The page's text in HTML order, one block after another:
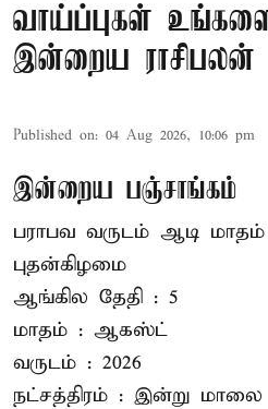
வாய்ப்புகள்
இன்றைய ராசிபலன்
Published on: 04 Aug 2026, 10:06 pm
இன்றைய பஞ்சாங்கம்
பராபவ வருடம் ஆடி மாதம்
புதன்கிழமை
ஆங்கில தேதி : 5
மாதம் : ஆகஸ்ட்
வருடம் : 2026
நட்சத்திரம் : இன்று